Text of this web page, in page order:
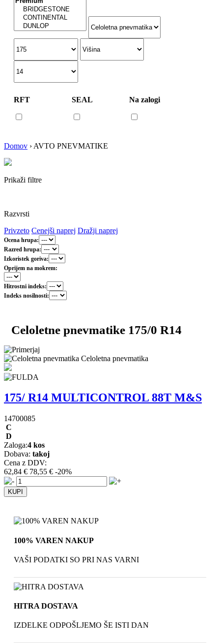
RFT SEAL Na zalogi
Domov › AVTO PNEVMATIKE
Prikaži filtre
Razvrsti
Privzeto Cenejši naprej Dražji naprej
Ocena hrupa:
Razred hrupa:
Izkoristek goriva:
Oprijem na mokrem:
Hitrostni indeks:
Indeks nosilnosti:
Celoletne pnevmatike 175/0 R14
Celoletna pnevmatika
175/ R14 MULTICONTROL 88T M&S
14700085
C
D
Zaloga:4 kos
Dobava: takoj
Cena z DDV:
62,84 € 78,55 € -20%
100% VAREN NAKUP
VAŠI PODATKI SO PRI NAS VARNI
HITRA DOSTAVA
IZDELKE ODPOŠLJEMO ŠE ISTI DAN